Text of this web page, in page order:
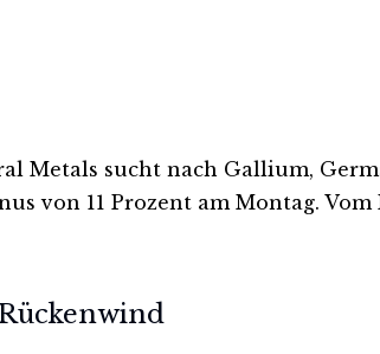
Metals sucht nach Gallium,
von 11 Prozent am Montag.